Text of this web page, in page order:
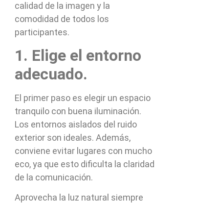
calidad de la imagen y la
comodidad de todos los
participantes.
1. Elige el entorno
adecuado.
El primer paso es elegir un espacio
tranquilo con buena iluminación.
Los entornos aislados del ruido
exterior son ideales. Además,
conviene evitar lugares con mucho
eco, ya que esto dificulta la claridad
de la comunicación.
Aprovecha la luz natural siempre